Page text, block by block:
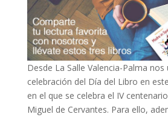
Desde La Salle Valencia-Palma nos
celebración del Día del Libro en
en el que se celebra el IV
Miguel de Cervantes. Para ello,